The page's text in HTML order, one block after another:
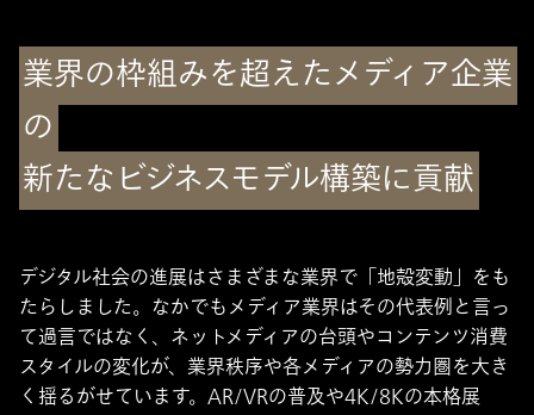
業界の枠組みを超えたメディア企業
の
新たなビジネスモデル構築に貢献
デジタル社会の進展はさまざまな業界で「地殻変動」をも
たらしました。なかでもメディア業界はその代表例と言っ
て過言ではなく、ネットメディアの台頭やコンテンツ消費
スタイルの変化が、業界秩序や各メディアの勢力圏を大き
く揺るがせています。AR/VRの普及や4K/8Kの本格展